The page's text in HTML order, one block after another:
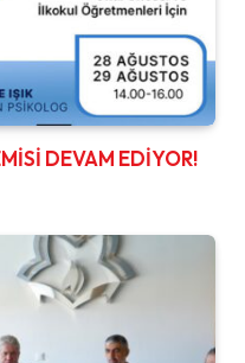
DEVAM EDİYOR!